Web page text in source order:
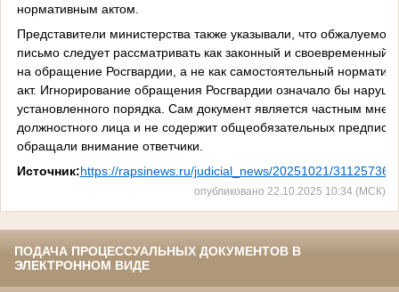
нормативным актом.
Представители министерства также указывали, что обжалуемое
письмо следует рассматривать как законный и своевременный
на обращение Росгвардии, а не как самостоятельный
акт. Игнорирование обращения Росгвардии означало бы
установленного порядка. Сам документ является частным
должностного лица и не содержит общеобязательных
обращали внимание ответчики.
Источник:https://rapsinews.ru/judicial_news/20251021/
опубликовано 22.10.2025 10:34 (МСК)
ПОДАЧА ПРОЦЕССУАЛЬНЫХ ДОКУМЕНТОВ В
ЭЛЕКТРОННОМ ВИДЕ